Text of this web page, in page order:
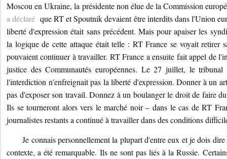
Moscou en Ukraine, la présidente non élue de la Commission
a déclaré que RT et Spoutnik devaient être interdits dans l'Union
liberté d'expression était sans précédent. Mais pour apaiser les
la logique de cette attaque était telle : RT France se voyait retirer
pouvaient continuer à travailler. RT France a ensuite fait appel de
justice des Communautés européennes. Le 27 juillet, le
l'interdiction n'enfreignait pas la liberté d'expression. Donner à un
pas d'exposer son travail. Donnez à un boulanger le droit de faire
Ils se tourneront alors vers le marché noir – dans le cas de RT
journalistes restants a continué à travailler dans des conditions
Je connais personnellement la plupart d'entre eux et je dois dire
contexte, a été remarquable. Ils ne sont pas liés à la Russie.